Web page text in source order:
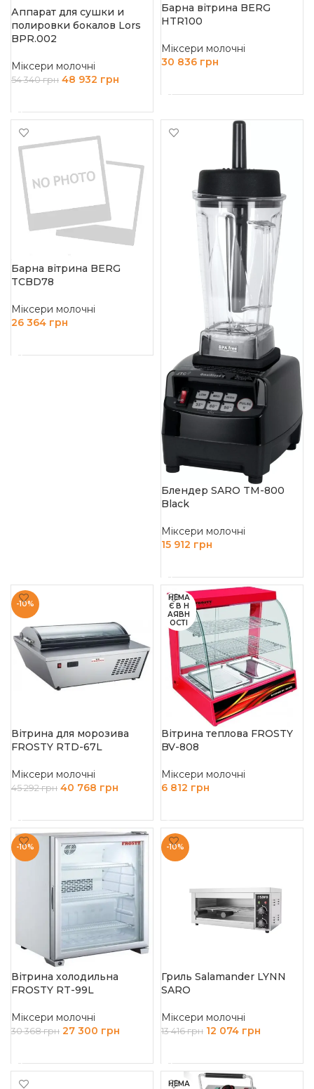
Аппарат для сушки и
полировки бокалов Lors
BPR.002
Міксери молочні
54 340грн 48 932 грн
Барна вітрина BERG
HTR100
Міксери молочні
30 836 грн
Барна вітрина BERG
TCBD78
Міксери молочні
26 364 грн
Блендер SARO TM-800
Black
Міксери молочні
15 912 грн
-10%
Вітрина для морозива
FROSTY RTD-67L
Міксери молочні
45 292грн 40 768 грн
НЕМА
Є В Н
АЯВН
ОСТІ
Вітрина теплова FROSTY
BV-808
Міксери молочні
6 812 грн
-10%
Вітрина холодильна
FROSTY RT-99L
Міксери молочні
30 368грн 27 300 грн
-10%
Гриль Salamander LYNN
SARO
Міксери молочні
13 416грн 12 074 грн
НЕМА